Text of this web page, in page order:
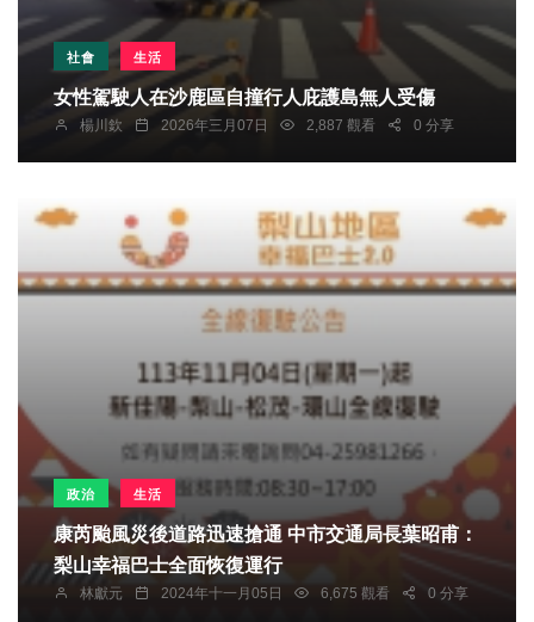
社會 生活
女性駕駛人在沙鹿區自撞行人庇護島無人受傷
楊川欽 2026年三月07日 2,887 觀看 0 分享
政治 生活
康芮颱風災後道路迅速搶通 中市交通局長葉昭甫：
梨山幸福巴士全面恢復運行
林獻元 2024年十一月05日 6,675 觀看 0 分享